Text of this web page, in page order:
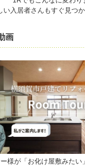
い入居者さんもすぐ見つ
画
様が「お化け屋敷みたい